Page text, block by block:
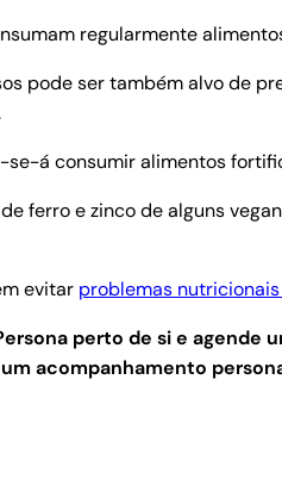
regularmente
pode ser também alvo de
se-á consumir alimentos
de ferro e zinco de alguns
evitar problemas nutricionais
perto de si e agende
acompanhamento